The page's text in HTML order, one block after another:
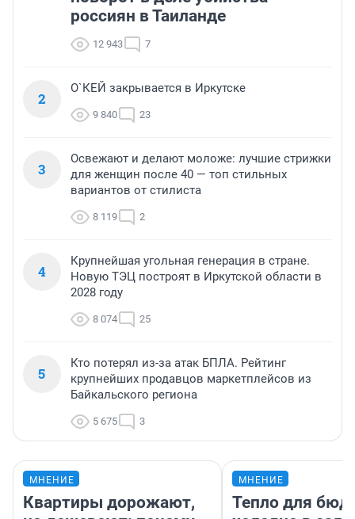
россиян в Таиланде
12 943 7
2
О`КЕЙ закрывается в Иркутске
9 840 23
3
Освежают и делают моложе: лучшие стрижки
для женщин после 40 — топ стильных
вариантов от стилиста
8 119 2
4
Крупнейшая угольная генерация в стране.
Новую ТЭЦ построят в Иркутской области в
2028 году
8 074 25
5
Кто потерял из-за атак БПЛА. Рейтинг
крупнейших продавцов маркетплейсов из
Байкальского региона
5 675 3
МНЕНИЕ
Квартиры дорожают,
МНЕНИЕ
Тепло для